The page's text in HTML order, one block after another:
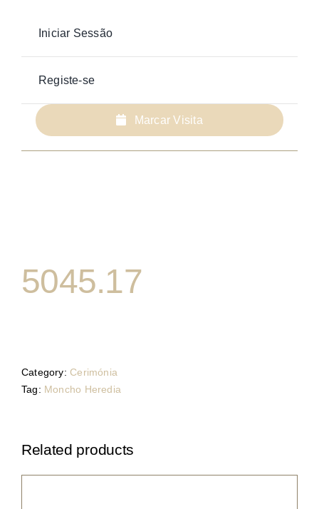
Iniciar Sessão
Registe-se
Marcar Visita
5045.17
Category:Cerimónia
Tag: Moncho Heredia
Related products